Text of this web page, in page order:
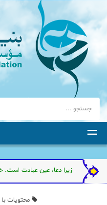
است. زیرا دعا، عین عبادت است.
محتویات با